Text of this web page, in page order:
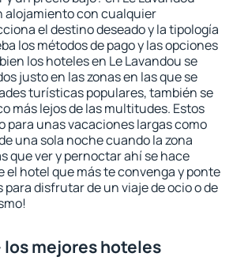
alojamiento con cualquier
el destino deseado y la tipología
los métodos de pago y las opciones
los hoteles en Le Lavandou se
justo en las zonas en las que se
turísticas populares, también se
más lejos de las multitudes. Estos
para unas vacaciones largas como
una sola noche cuando la zona
que ver y pernoctar ahí se hace
el hotel que más te convenga y ponte
disfrutar de un viaje de ocio o de
los mejores hoteles